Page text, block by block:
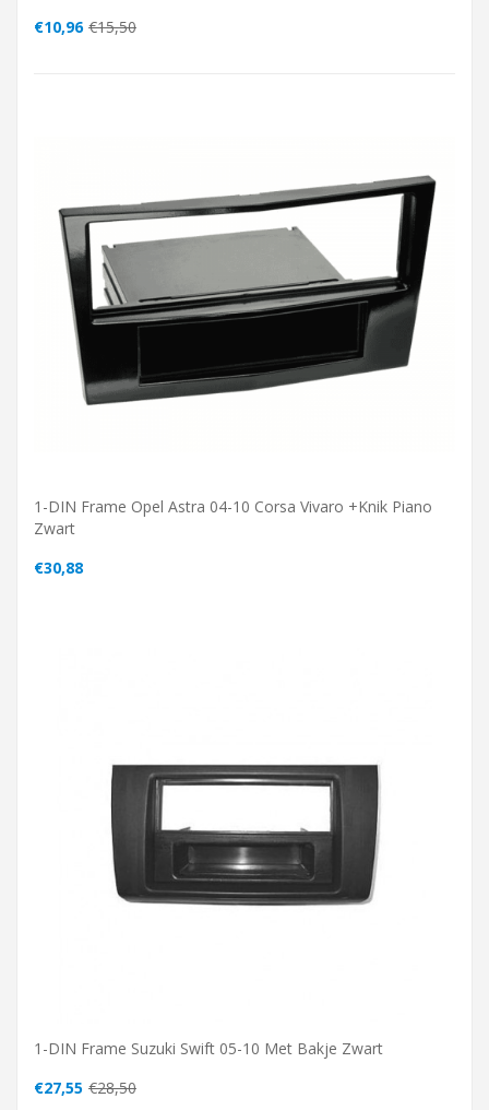
€10,96 €15,50
1-DIN Frame Opel Astra 04-10 Corsa Vivaro +knik Piano
Zwart
€30,88
1-DIN Frame Suzuki Swift 05-10 Met Bakje Zwart
€27,55 €28,50